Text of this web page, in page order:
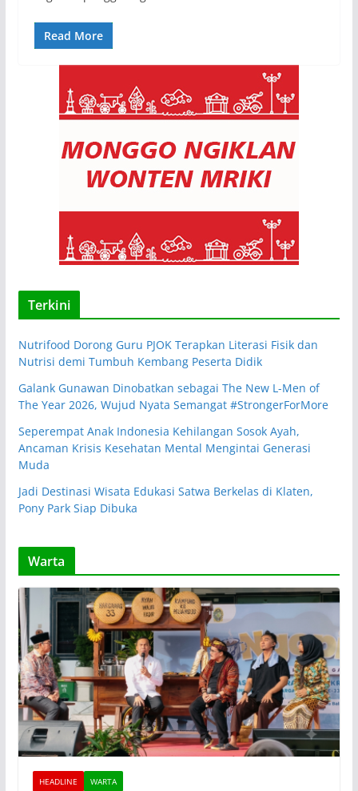
Read More
Terkini
Nutrifood Dorong Guru PJOK Terapkan Literasi Fisik dan
Nutrisi demi Tumbuh Kembang Peserta Didik
Galank Gunawan Dinobatkan sebagai The New L-Men of
The Year 2026, Wujud Nyata Semangat #StrongerForMore
Seperempat Anak Indonesia Kehilangan Sosok Ayah,
Ancaman Krisis Kesehatan Mental Mengintai Generasi
Muda
Jadi Destinasi Wisata Edukasi Satwa Berkelas di Klaten,
Pony Park Siap Dibuka
Warta
HEADLINE WARTA